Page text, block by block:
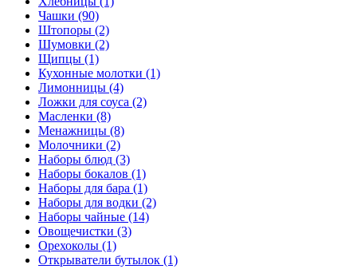
Чашки (90)
Штопоры (2)
Шумовки (2)
Щипцы (1)
Кухонные молотки (1)
Лимонницы (4)
Ложки для соуса (2)
Масленки (8)
Менажницы (8)
Молочники (2)
Наборы блюд (3)
Наборы бокалов (1)
Наборы для бара (1)
Наборы для водки (2)
Наборы чайные (14)
Овощечистки (3)
Орехоколы (1)
Открыватели бутылок (1)